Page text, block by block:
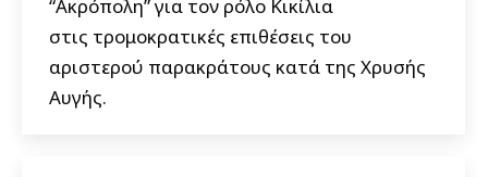
“Ακρόπολη” για τον ρόλο Κικίλια
στις τρομοκρατικές επιθέσεις του
αριστερού παρακράτους κατά της Χρυσής
Αυγής.